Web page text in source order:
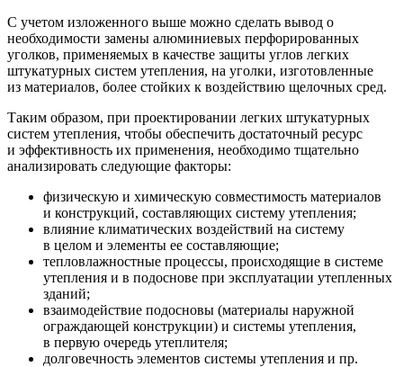
С учетом изложенного выше можно сделать вывод о
необходимости замены алюминиевых перфорированных
уголков, применяемых в качестве защиты углов легких
штукатурных систем утепления, на уголки, изготовленные
из материалов, более стойких к воздействию щелочных сред.
Таким образом, при проектировании легких штукатурных
систем утепления, чтобы обеспечить достаточный ресурс
и эффективность их применения, необходимо тщательно
анализировать следующие факторы:
физическую и химическую совместимость материалов
и конструкций, составляющих систему утепления;
влияние климатических воздействий на систему
в целом и элементы ее составляющие;
тепловлажностные процессы, происходящие в системе
утепления и в подоснове при эксплуатации утепленных
зданий;
взаимодействие подосновы (материалы наружной
ограждающей конструкции) и системы утепления,
в первую очередь утеплителя;
долговечность элементов системы утепления и пр.